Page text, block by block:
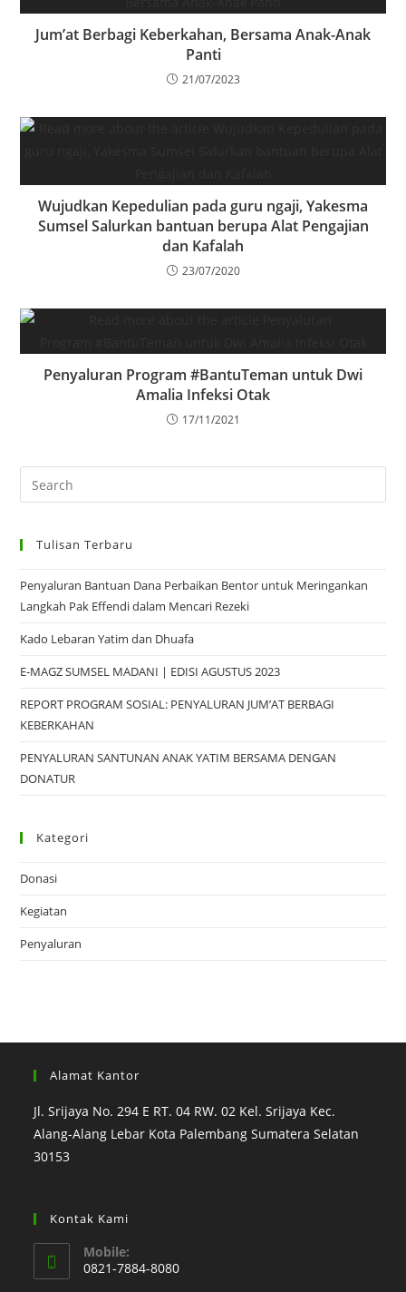
Jum’at Berbagi Keberkahan, Bersama Anak-Anak
Panti
21/07/2023
Wujudkan Kepedulian pada guru ngaji, Yakesma
Sumsel Salurkan bantuan berupa Alat Pengajian
dan Kafalah
23/07/2020
Penyaluran Program #BantuTeman untuk Dwi
Amalia Infeksi Otak
17/11/2021
Tulisan Terbaru
Penyaluran Bantuan Dana Perbaikan Bentor untuk Meringankan
Langkah Pak Effendi dalam Mencari Rezeki
Kado Lebaran Yatim dan Dhuafa
E-MAGZ SUMSEL MADANI | EDISI AGUSTUS 2023
REPORT PROGRAM SOSIAL: PENYALURAN JUM’AT BERBAGI
KEBERKAHAN
PENYALURAN SANTUNAN ANAK YATIM BERSAMA DENGAN
DONATUR
Kategori
Donasi
Kegiatan
Penyaluran
Alamat Kantor
Jl. Srijaya No. 294 E RT. 04 RW. 02 Kel. Srijaya Kec.
Alang-Alang Lebar Kota Palembang Sumatera Selatan
30153
Kontak Kami
Mobile:
0821-7884-8080